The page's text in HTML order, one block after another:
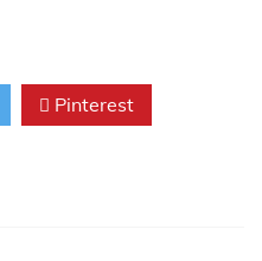
Pinterest